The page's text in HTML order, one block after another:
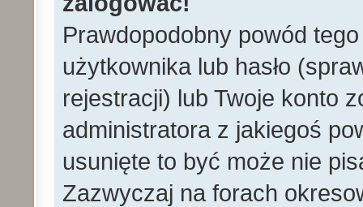
Prawdopodobny powód
użytkownika lub hasło
rejestracji) lub Twoje konto
administratora z jakiegoś
usunięte to być może nie
Zazwyczaj na forach